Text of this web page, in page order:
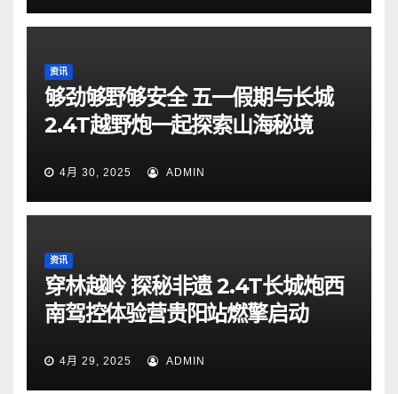
资讯
够劲够野够安全 五一假期与长城
2.4T越野炮一起探索山海秘境
4月 30, 2025 ADMIN
资讯
穿林越岭 探秘非遗 2.4T长城炮西
南驾控体验营贵阳站燃擎启动
4月 29, 2025 ADMIN